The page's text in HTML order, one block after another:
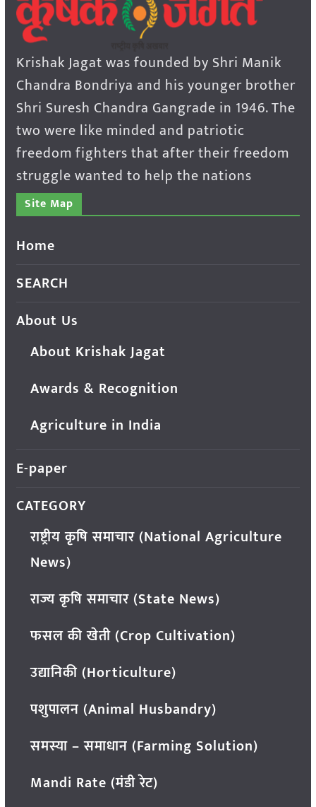
Krishak Jagat was founded by Shri Manik
Chandra Bondriya and his younger brother
Shri Suresh Chandra Gangrade in 1946. The
two were like minded and patriotic
freedom fighters that after their freedom
struggle wanted to help the nations
Site Map
Home
SEARCH
About Us
About Krishak Jagat
Awards & Recognition
Agriculture in India
E-paper
CATEGORY
राष्ट्रीय कृषि समाचार (National Agriculture
News)
राज्य कृषि समाचार (State News)
फसल की खेती (Crop Cultivation)
उद्यानिकी (Horticulture)
पशुपालन (Animal Husbandry)
समस्या – समाधान (Farming Solution)
Mandi Rate (मंडी रेट)